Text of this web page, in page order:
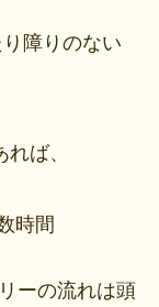
障りのない
ば、
時間
ーの流れは頭